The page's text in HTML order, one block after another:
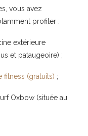
vous avez
profiter :
extérieure
et pataugeoire) ;
(gratuits) ;
Oxbow (située au